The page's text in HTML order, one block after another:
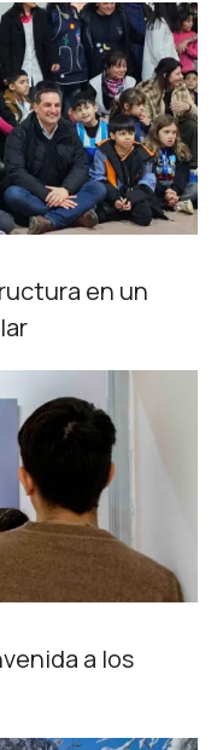
en un
a los